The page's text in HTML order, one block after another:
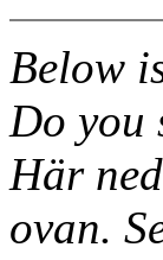
Below
Do you
Här
ovan.